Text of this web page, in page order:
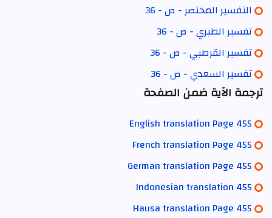
التفسير المختصر - ص - 36
تفسير الطبري - ص - 36
تفسير القرطبي - ص - 36
تفسير السعدي - ص - 36
ترجمة الآية ضمن الصفحة
English translation Page 455
French translation Page 455
German translation Page 455
Indonesian translation 455
Hausa translation Page 455